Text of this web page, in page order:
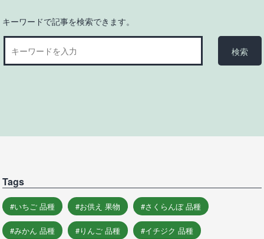
り
キーワードで記事を検索できます。
Tags
いちご 品種 お供え 果物 さくらんぼ 品種
みかん 品種 りんご 品種 イチジク 品種